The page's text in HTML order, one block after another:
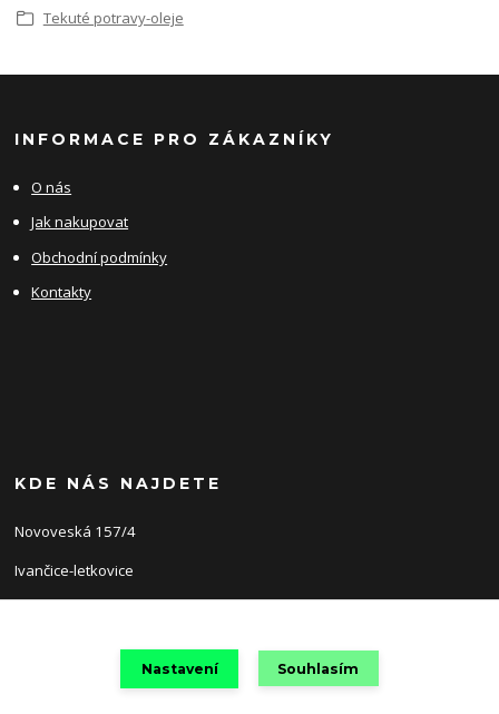
Tekuté potravy-oleje
INFORMACE PRO ZÁKAZNÍKY
O nás
Jak nakupovat
Obchodní podmínky
Kontakty
KDE NÁS NAJDETE
Novoveská 157/4
Ivančice-letkovice
Nastavení Souhlasím